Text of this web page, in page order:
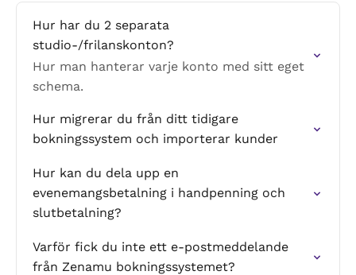
Hur har du 2 separata
studio-/frilanskonton?
Hur man hanterar varje konto med sitt eget
schema.
Hur migrerar du från ditt tidigare
bokningssystem och importerar kunder
Hur kan du dela upp en
evenemangsbetalning i handpenning och
slutbetalning?
Varför fick du inte ett e-postmeddelande
från Zenamu bokningssystemet?